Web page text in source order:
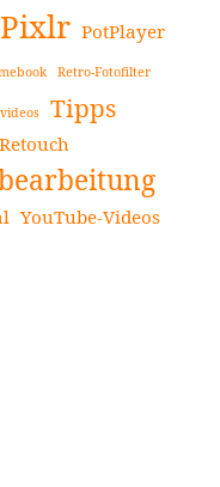
Pixlr PotPlayer
Retro-Fotofilter
Tipps
YouTube-Videos